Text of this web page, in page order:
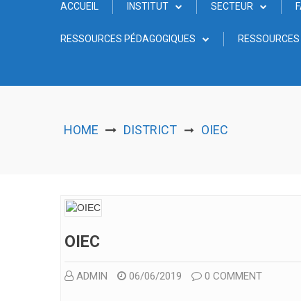
ACCUEIL INSTITUT SECTEUR
RESSOURCES PÉDAGOGIQUES
HOME DISTRICT ➞ OIEC
OIEC
ADMIN 06/06/2019 0 COMMENT